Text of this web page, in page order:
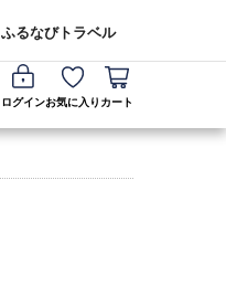
ふるなびトラベル
ログインお気に入り カート